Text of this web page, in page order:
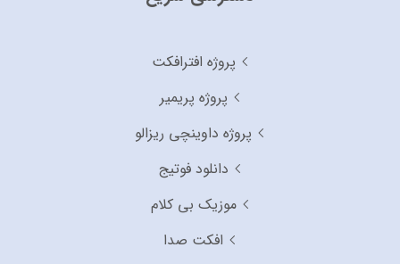
پروژه افترافکت
پروژه پریمیر
پروژه داوینچی ریزالو
دانلود فوتیج
موزیک بی کلام
افکت صدا